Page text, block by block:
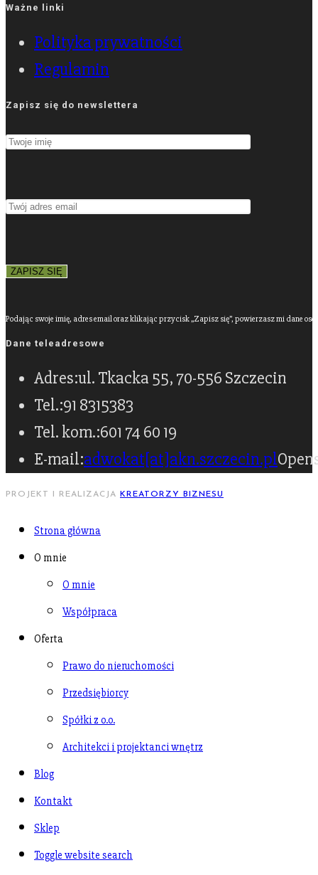
Ważne linki
Polityka prywatności
Regulamin
Zapisz się do newslettera
Podając swoje imię, adres email oraz klikając przycisk „Zapisz się”, powierzasz mi dane
Dane teleadresowe
Adres:ul. Tkacka 55, 70-556 Szczecin
Tel.:91 8315383
Tel. kom.:601 74 60 19
E-mail:adwokat[at]akn.szczecin.pl
PROJEKT I REALIZACJA KREATORZY BIZNESU
Strona główna
O mnie
O mnie
Współpraca
Oferta
Prawo do nieruchomości
Przedsiębiorcy
Spółki z o.o.
Architekci i projektanci wnętrz
Blog
Kontakt
Sklep
Toggle website search